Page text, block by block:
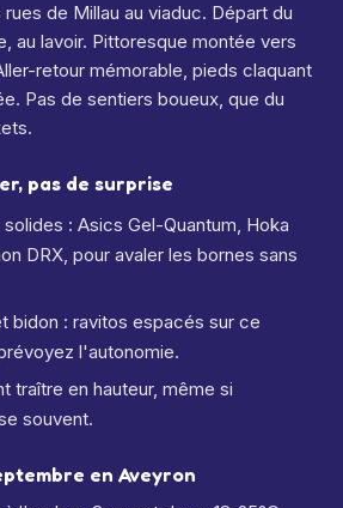
de Millau au viaduc. Départ du
au lavoir. Pittoresque montée vers
retour mémorable, pieds claquant
Pas de sentiers boueux, que du
pas de surprise
: Asics Gel-Quantum, Hoka
DRX, pour avaler les bornes sans
bidon : ravitos espacés sur ce
l'autonomie.
traître en hauteur, même si
souvent.
en Aveyron